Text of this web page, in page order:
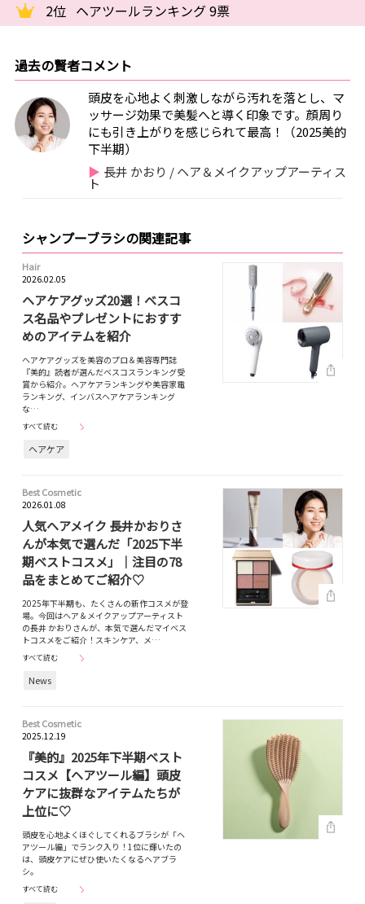
2位 ヘアツールランキング 9票
過去の賢者コメント
頭皮を心地よく刺激しながら汚れを落とし、マ
ッサージ効果で美髪へと導く印象です。顔周り
にも引き上がりを感じられて最高！（2025美的
下半期）
長井 かおり / ヘア＆メイクアップアーティス
ト
シャンプーブラシの関連記事
Hair
2026.02.05
ヘアケアグッズ20選！ベスコ
ス名品やプレゼントにおすす
めのアイテムを紹介
ヘアケアグッズを美容のプロ＆美容専門誌
『美的』読者が選んだベスコスランキング受
賞から紹介。ヘアケアランキングや美容家電
ランキング、インバスヘアケアランキング
な…
すべて読む
ヘアケア
Best Cosmetic
2026.01.08
人気ヘアメイク 長井かおりさ
んが本気で選んだ「2025下半
期ベストコスメ」｜注目の78
品をまとめてご紹介♡
2025年下半期も、たくさんの新作コスメが登
場。今回はヘア＆メイクアップアーティスト
の長井 かおりさんが、本気で選んだマイベス
トコスメをご紹介！スキンケア、メ…
すべて読む
News
Best Cosmetic
2025.12.19
『美的』2025年下半期ベスト
コスメ【ヘアツール編】頭皮
ケアに抜群なアイテムたちが
上位に♡
頭皮を心地よくほぐしてくれるブラシが「ヘ
アツール編」でランク入り！1位に輝いたの
は、頭皮ケアにぜひ使いたくなるヘアブラ
シ。
すべて読む